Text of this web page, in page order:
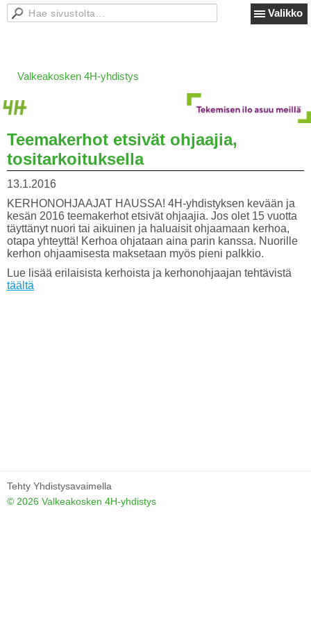
Valikko
Valkeakosken 4H-yhdistys
Teemakerhot etsivät ohjaajia,
tositarkoituksella
13.1.2016
KERHONOHJAAJAT HAUSSA! 4H-yhdistyksen kevään ja
kesän 2016 teemakerhot etsivät ohjaajia. Jos olet 15 vuotta
täyttänyt nuori tai aikuinen ja haluaisit ohjaamaan kerhoa,
otapa yhteyttä! Kerhoa ohjataan aina parin kanssa. Nuorille
kerhon ohjaamisesta maksetaan myös pieni palkkio.
Lue lisää erilaisista kerhoista ja kerhonohjaajan tehtävistä
täältä
Tehty Yhdistysavaimella
© 2026 Valkeakosken 4H-yhdistys